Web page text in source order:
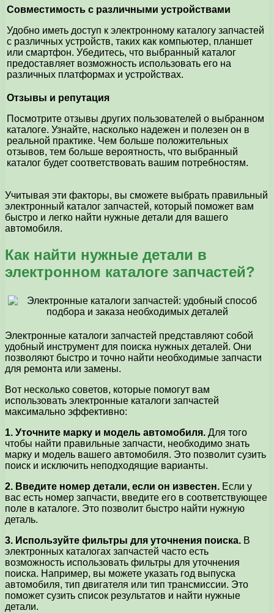
Совместимость с различными устройствами
Удобно иметь доступ к электронному каталогу запчастей
с различных устройств, таких как компьютер, планшет
или смартфон. Убедитесь, что выбранный каталог
предоставляет возможность использовать его на
различных платформах и устройствах.
Отзывы и репутация
Посмотрите отзывы других пользователей о выбранном
каталоге. Узнайте, насколько надежен и полезен он в
реальной практике. Чем больше положительных
отзывов, тем больше вероятность, что выбранный
каталог будет соответствовать вашим потребностям.
Учитывая эти факторы, вы сможете выбрать правильный
электронный каталог запчастей, который поможет вам
быстро и легко найти нужные детали для вашего
автомобиля.
Как найти нужные детали в
электронном каталоге запчастей?
Электронные каталоги запчастей представляют собой
удобный инструмент для поиска нужных деталей. Они
позволяют быстро и точно найти необходимые запчасти
для ремонта или замены.
Вот несколько советов, которые помогут вам
использовать электронные каталоги запчастей
максимально эффективно:
1. Уточните марку и модель автомобиля. Для того
чтобы найти правильные запчасти, необходимо знать
марку и модель вашего автомобиля. Это позволит сузить
поиск и исключить неподходящие варианты.
2. Введите номер детали, если он известен. Если у
вас есть номер запчасти, введите его в соответствующее
поле в каталоге. Это позволит быстро найти нужную
деталь.
3. Используйте фильтры для уточнения поиска. В
электронных каталогах запчастей часто есть
возможность использовать фильтры для уточнения
поиска. Например, вы можете указать год выпуска
автомобиля, тип двигателя или тип трансмиссии. Это
поможет сузить список результатов и найти нужные
детали.